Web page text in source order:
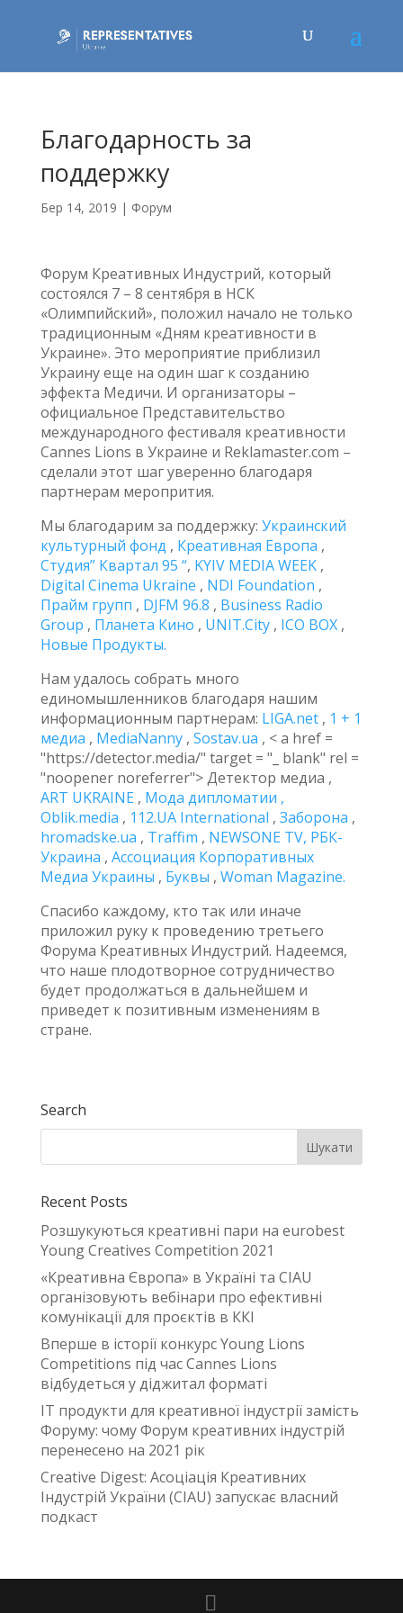
Благодарность за
поддержку
Бер 14, 2019 | Форум
Форум Креативных Индустрий, который
состоялся 7 – 8 сентября в НСК
«Олимпийский», положил начало не только
традиционным «Дням креативности в
Украине». Это мероприятие приблизил
Украину еще на один шаг к созданию
эффекта Медичи. И организаторы –
официальное Представительство
международного фестиваля креативности
Cannes Lions в Украине и Reklamaster.com –
сделали этот шаг уверенно благодаря
партнерам меропрития.
Мы благодарим за поддержку: Украинский
культурный фонд , Креативная Европа ,
Студия” Квартал 95 “, KYIV MEDIA WEEK ,
Digital Cinema Ukraine , NDI Foundation ,
Прайм групп , DJFM 96.8 , Business Radio
Group , Планета Кино , UNIT.City , ICO BOX ,
Новые Продукты.
Нам удалось собрать много
единомышленников благодаря нашим
информационным партнерам: LIGA.net , 1 + 1
медиа , MediaNanny , Sostav.ua , < a href =
"https://detector.media/" target = "_ blank" rel =
"noopener noreferrer"> Детектор медиа ,
ART UKRAINE , Мода дипломатии ,
Oblik.media , 112.UA International , Заборона ,
hromadske.ua , Traffim , NEWSONE TV, РБК-
Украина , Ассоциация Корпоративных
Медиа Украины , Буквы , Woman Magazine.
Спасибо каждому, кто так или иначе
приложил руку к проведению третьего
Форума Креативных Индустрий. Надеемся,
что наше плодотворное сотрудничество
будет продолжаться в дальнейшем и
приведет к позитивным изменениям в
стране.
Search
Recent Posts
Розшукуються креативні пари на eurobest
Young Creatives Competition 2021
«Креативна Європа» в Україні та CIAU
організовують вебінари про ефективні
комунікації для проєктів в ККІ
Вперше в історії конкурс Young Lions
Competitions під час Cannes Lions
відбудеться у діджитал форматі
IT продукти для креативної індустрії замість
Форуму: чому Форум креативних індустрій
перенесено на 2021 рік
Creative Digest: Асоціація Креативних
Індустрій України (CIAU) запускає власний
подкаст